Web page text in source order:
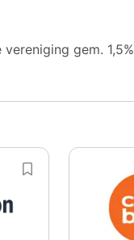
gem. 1,5%